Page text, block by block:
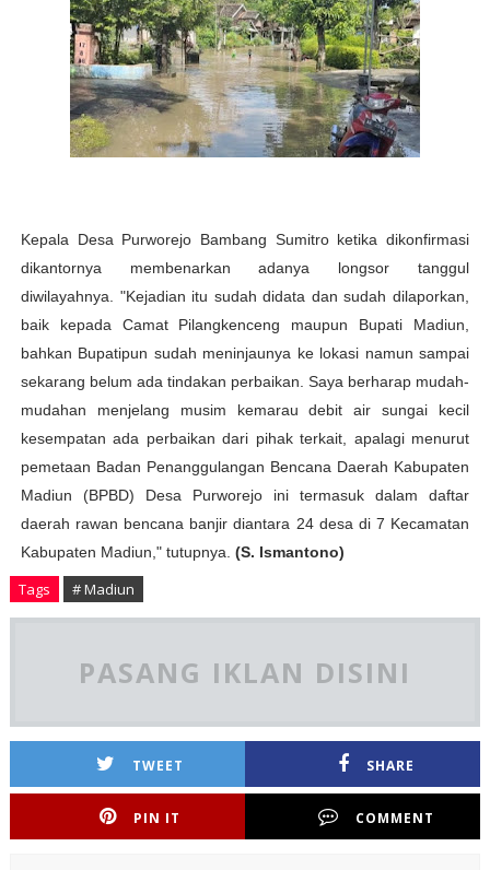
Kepala Desa Purworejo Bambang Sumitro ketika dikonfirmasi
dikantornya membenarkan adanya longsor tanggul
diwilayahnya. "Kejadian itu sudah didata dan sudah dilaporkan,
baik kepada Camat Pilangkenceng maupun Bupati Madiun,
bahkan Bupatipun sudah meninjaunya ke lokasi namun sampai
sekarang belum ada tindakan perbaikan. Saya berharap mudah-
mudahan menjelang musim kemarau debit air sungai kecil
kesempatan ada perbaikan dari pihak terkait, apalagi menurut
pemetaan Badan Penanggulangan Bencana Daerah Kabupaten
Madiun (BPBD) Desa Purworejo ini termasuk dalam daftar
daerah rawan bencana banjir diantara 24 desa di 7 Kecamatan
Kabupaten Madiun," tutupnya. (S. Ismantono)
Tags # Madiun
PASANG IKLAN DISINI
TWEET SHARE
PIN IT COMMENT